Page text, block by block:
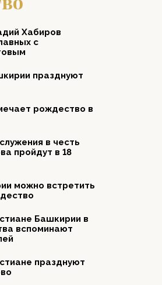
Хабиров
с
празднуют
рождество в
в честь
пройдут в 18
можно встретить
Башкирии в
вспоминают
празднуют